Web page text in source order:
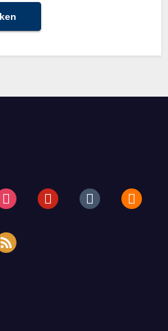
pinteresttumblr blogger